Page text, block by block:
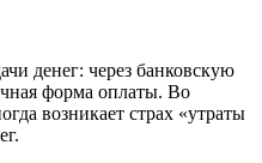
денег: через банковскую
форма оплаты. Во
возникает страх «утраты